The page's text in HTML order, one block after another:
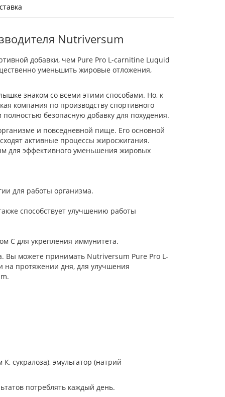
Nutriversum
добавки, чем Pure Pro L-carnitine Luquid
уменьшить жировые отложения,
знаком со всеми этими способами. Но, к
компания по производству спортивного
безопасную добавку для похудения.
и повседневной пище. Его основной
активные процессы жиросжигания.
для эффективного уменьшения жировых
для работы организма.
способствует улучшению работы
С для укрепления иммунитета.
Вы можете принимать Nutriversum Pure Pro L-
на протяжении дня, для улучшения
сукралоза), эмульгатор (натрий
потреблять каждый день.